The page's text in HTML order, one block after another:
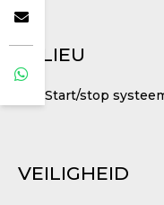
MILIEU
Start/stop
VEILIGHEID